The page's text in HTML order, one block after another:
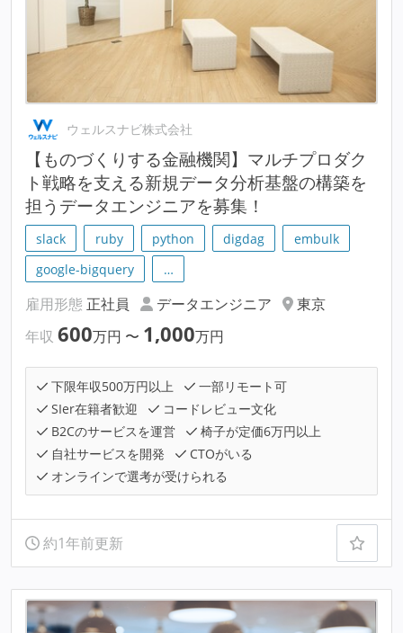
ウェルスナビ株式会社
【ものづくりする金融機関】マルチプロダク
ト戦略を支える新規データ分析基盤の構築を
担うデータエンジニアを募集！
slack ruby python digdag
embulk
google-bigquery
…
雇用形態 正社員 データエンジニア
東京
年収 600万円 〜 1,000万円
下限年収500万円以上
一部リモート可
SIer在籍者歓迎
コードレビュー文化
B2Cのサービスを運営
椅子が定価6万円以上
自社サービスを開発
CTOがいる
オンラインで選考が受けられる
約1年前更新